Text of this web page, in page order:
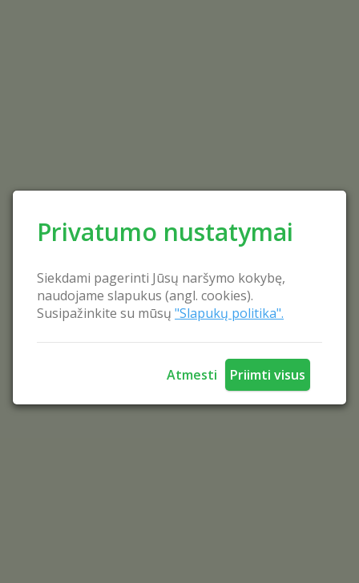
Privatumo nustatymai
Siekdami pagerinti Jūsų naršymo kokybę,
naudojame slapukus (angl. cookies).
Susipažinkite su mūsų "Slapukų politika".
Atmesti Priimti visus